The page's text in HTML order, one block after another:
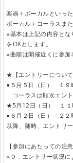
楽器＋ボーカルといっ
ボーカル＋コーラスま
※基本は上記の内容と
をOKとします。
※曲順は開催近くに参
★【エントリーについて
●５月５日（日） １９
コーラスは順次エン
★5月12日（日） １１
●６月２日（日） ２２
以降、随時、エントリ
【参加にあたっての注意
※０．エントリー状況に